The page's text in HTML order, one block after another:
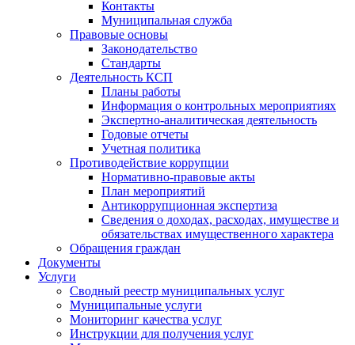
Контакты
Муниципальная служба
Правовые основы
Законодательство
Стандарты
Деятельность КСП
Планы работы
Информация о контрольных мероприятиях
Экспертно-аналитическая деятельность
Годовые отчеты
Учетная политика
Противодействие коррупции
Нормативно-правовые акты
План мероприятий
Антикоррупционная экспертиза
Сведения о доходах, расходах, имуществе и
обязательствах имущественного характера
Обращения граждан
Документы
Услуги
Сводный реестр муниципальных услуг
Муниципальные услуги
Мониторинг качества услуг
Инструкции для получения услуг